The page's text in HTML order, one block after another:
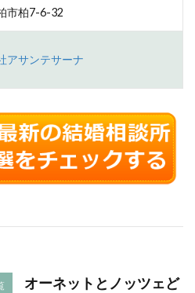
市柏7-6-32
アサンテサーナ
オーネットとノッツェど